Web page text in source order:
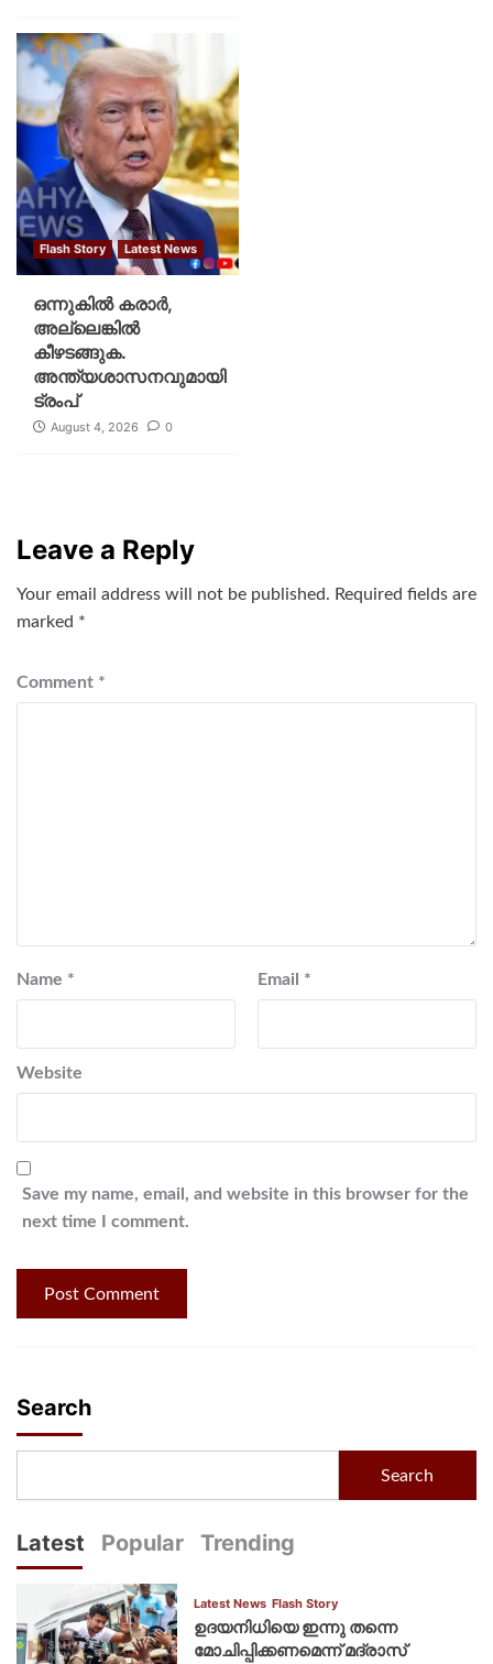
Flash Story Latest News
ഒന്നുകില്‍ കരാര്‍,
അല്ലെങ്കില്‍
കീഴടങ്ങുക.
അന്ത്യശാസനവുമായി
ട്രംപ്
August 4, 2026 0
Leave a Reply
Your email address will not be published. Required fields are
marked *
Comment *
Name * Email *
Website
Save my name, email, and website in this browser for the
next time I comment.
Search
Search
Latest Popular Trending
Latest News Flash Story
ഉദയനിധിയെ ഇന്നു തന്നെ
മോചിപ്പിക്കണമെന്ന് മദ്രാസ്